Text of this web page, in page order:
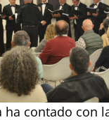
ha contado con